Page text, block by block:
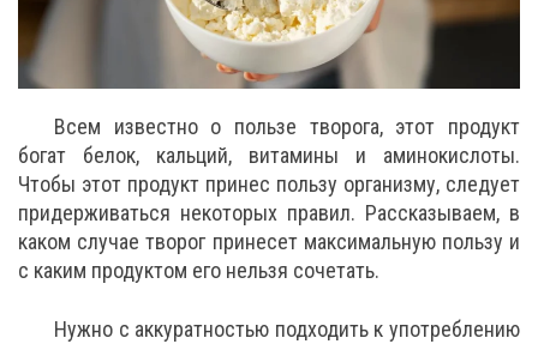
Всем известно о пользе творога, этот продукт
богат белок, кальций, витамины и аминокислоты.
Чтобы этот продукт принес пользу организму, следует
придерживаться некоторых правил. Рассказываем, в
каком случае творог принесет максимальную пользу и
с каким продуктом его нельзя сочетать.
Нужно с аккуратностью подходить к употреблению